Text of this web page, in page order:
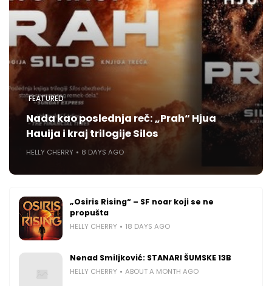
FEATURED
Nada kao poslednja reč: „Prah“ Hjua
Hauija i kraj trilogije Silos
HELLY CHERRY 8 DAYS AGO
„Osiris Rising“ – SF noar koji se ne
propušta
HELLY CHERRY 18 DAYS AGO
Nenad Smiljković: STANARI ŠUMSKE 13B
HELLY CHERRY ABOUT A MONTH AGO